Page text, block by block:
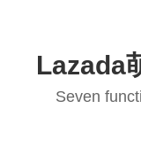
Lazada
Seven